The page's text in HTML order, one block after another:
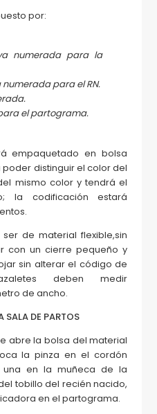
por:
numerada para la
para el RN.
el partograma.
empaquetado en bolsa
distinguir el color del
mismo color y tendrá el
la codificación estará
de material flexible,sin
con un cierre pequeño y
sin alterar el código de
deben medir
de ancho.
SALA DE PARTOS
abre la bolsa del material
la pinza en el cordón
una en la muñeca de la
tobillo del recién nacido,
en el partograma.